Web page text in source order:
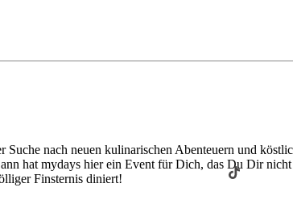
nach neuen kulinarischen Abenteuern und
hat mydays hier ein Event für Dich, das Du Dir
Finsternis diniert!